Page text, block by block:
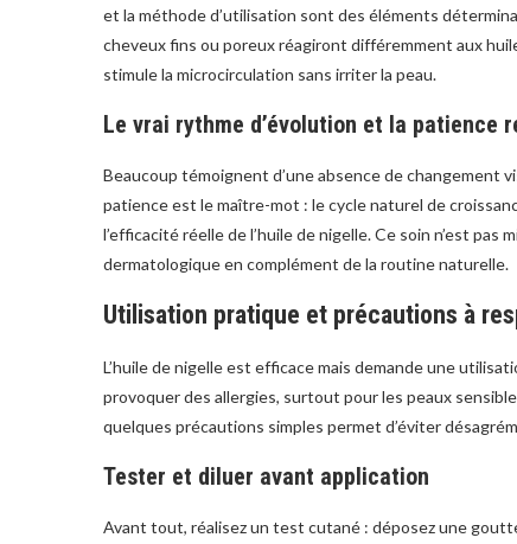
et la méthode d’utilisation sont des éléments
cheveux fins ou poreux réagiront différemment aux
stimule la microcirculation sans irriter la peau.
Le vrai rythme d’évolution et la patience
Beaucoup témoignent d’une absence de changement
patience est le maître-mot : le cycle naturel de
l’efficacité réelle de l’huile de nigelle. Ce soin n’est
dermatologique en complément de la routine naturelle.
Utilisation pratique et précautions à
L’huile de nigelle est efficace mais demande une
provoquer des allergies, surtout pour les peaux
quelques précautions simples permet d’éviter
Tester et diluer avant application
Avant tout, réalisez un test cutané : déposez une